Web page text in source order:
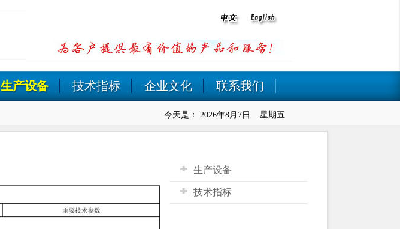
生产设备 技术指标 企业文化 联系我们
今天是： 2026年8月7日 星期五
生产设备
技术指标